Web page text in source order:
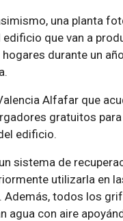
una planta
que van a
durante un
Alfafar que
gratuitos
edificio.
sistema de
utilizarla en
Además, todos los
agua con aire